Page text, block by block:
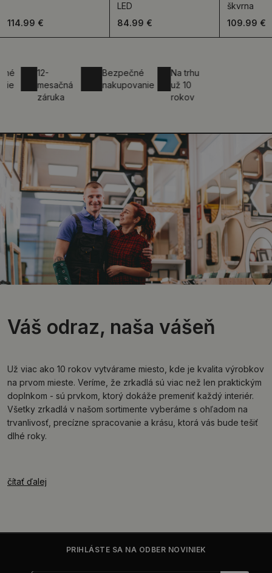
114.99 €
LED
84.99 €
škvrna
109.99 €
mesačná
záruka
Bezpečné
nakupovanie
Na trhu
už 10
rokov
Váš odraz, naša vášeň
Už viac ako 10 rokov vytvárame miesto, kde je kvalita výrobkov
na prvom mieste. Veríme, že zrkadlá sú viac než len praktickým
doplnkom - sú prvkom, ktorý dokáže premeniť každý interiér.
Všetky zrkadlá v našom sortimente vyberáme s ohľadom na
trvanlivosť, precízne spracovanie a krásu, ktorá vás bude tešiť
dlhé roky.
čítať ďalej
PRIHLÁSTE SA NA ODBER NOVINIEK